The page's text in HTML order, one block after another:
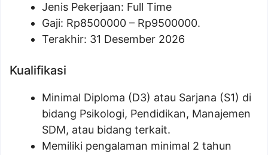
Jenis Pekerjaan: Full Time
Gaji: Rp8500000 – Rp9500000.
Terakhir: 31 Desember 2026
Kualifikasi
Minimal Diploma (D3) atau Sarjana (S1) di
bidang Psikologi, Pendidikan, Manajemen
SDM, atau bidang terkait.
Memiliki pengalaman minimal 2 tahun